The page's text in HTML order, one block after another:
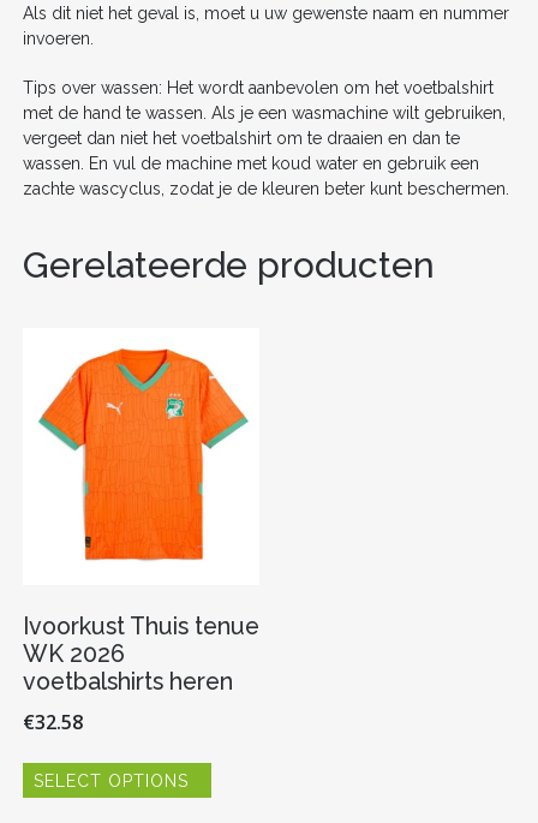
Als dit niet het geval is, moet u uw gewenste naam en nummer
invoeren.
Tips over wassen: Het wordt aanbevolen om het voetbalshirt
met de hand te wassen. Als je een wasmachine wilt gebruiken,
vergeet dan niet het voetbalshirt om te draaien en dan te
wassen. En vul de machine met koud water en gebruik een
zachte wascyclus, zodat je de kleuren beter kunt beschermen.
Gerelateerde producten
Ivoorkust Thuis tenue
WK 2026
voetbalshirts heren
€32.58
SELECT OPTIONS